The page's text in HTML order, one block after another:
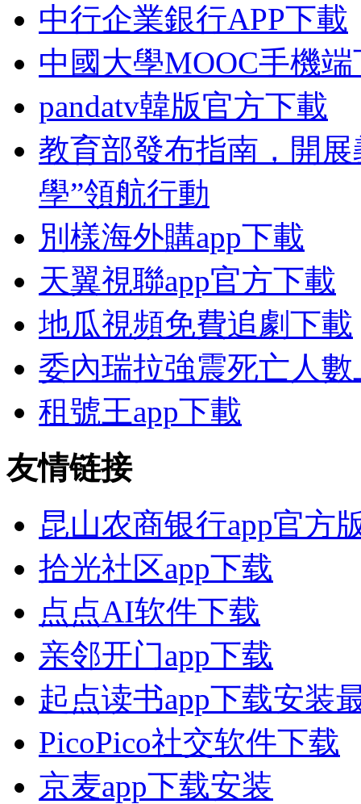
中行企業銀行APP下載
中國大學MOOC手機
pandatv韓版官方下載
教育部發布指南，開
學”領航行動
別樣海外購app下載
天翼視聯app官方下載
地瓜視頻免費追劇下載
委內瑞拉強震死亡人數
租號王app下載
友情链接
昆山农商银行app官方
拾光社区app下载
点点AI软件下载
亲邻开门app下载
起点读书app下载安装
PicoPico社交软件下载
京麦app下载安装